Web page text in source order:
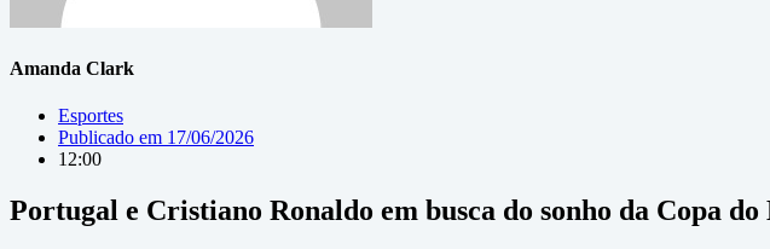
Amanda Clark
Esportes
Publicado em 17/06/2026
12:00
Portugal e Cristiano Ronaldo em busca do sonho da Copa do